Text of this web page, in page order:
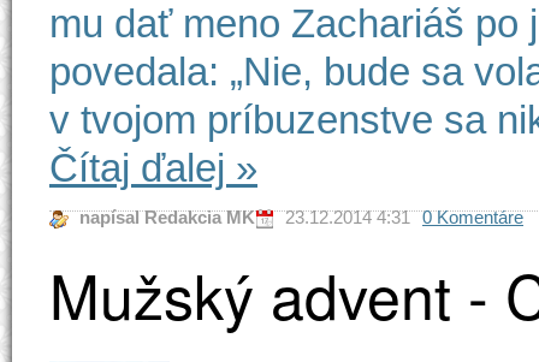
mu dať meno Zachariáš po
povedala: „Nie, bude sa
v tvojom príbuzenstve sa
Čítaj ďalej »
napísal Redakcia MK 23.12.2014 4:31 0 Komentáre
Mužský advent -